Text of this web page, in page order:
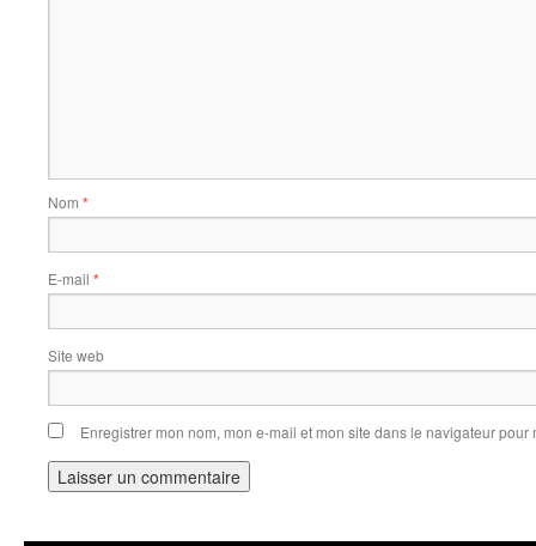
Nom *
E-mail *
Site web
Enregistrer mon nom, mon e-mail et mon site dans le navigateur